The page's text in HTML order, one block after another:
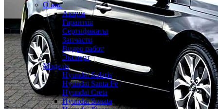
О нас
Акции
Гарантия
Сертификаты
Запчасти
Видео работ
Эксперт
Модели
Hyundai Solaris
Hyundai Santa Fe
Hyundai Creta
Hyundai Sonata